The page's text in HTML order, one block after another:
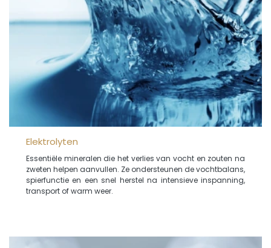
Elektrolyten
Essentiële mineralen die het verlies van vocht en zouten na
zweten helpen aanvullen. Ze ondersteunen de vochtbalans,
spierfunctie en een snel herstel na intensieve inspanning,
transport of warm weer.